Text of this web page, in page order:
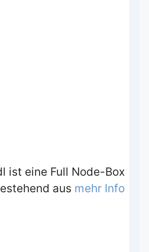
ist eine Full Node-Box
aus mehr Info